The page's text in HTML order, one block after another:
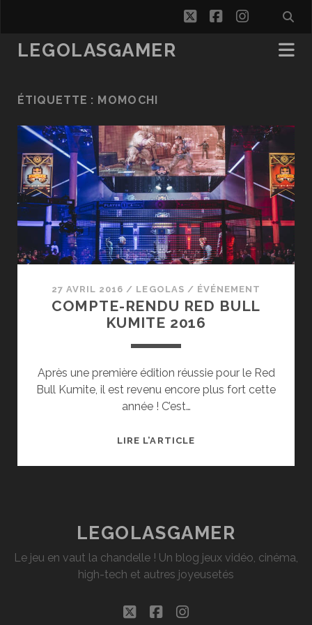
twitterfacebook
LEGOLASGAMER
ÉTIQUETTE : MOMOCHI
27 AVRIL 2016 / LEGOLAS / ÉVÉNEMENT
COMPTE-RENDU RED BULL
KUMITE 2016
Après une première édition réussie pour le Red
Bull Kumite, il est revenu encore plus fort cette
année ! C’est…
LIRE L’ARTICLECOMPTE-
LEGOLASGAMER
Le jeu en vaut la chandelle ! Un blog jeux vidéo, cinéma,
high-tech et autres joyeusetés
twitterfacebookinstagram